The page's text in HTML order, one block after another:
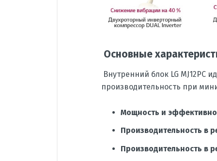
Основные
Внутренний блок LG
производительность при
Мощность и
Производительность в
Производительность в